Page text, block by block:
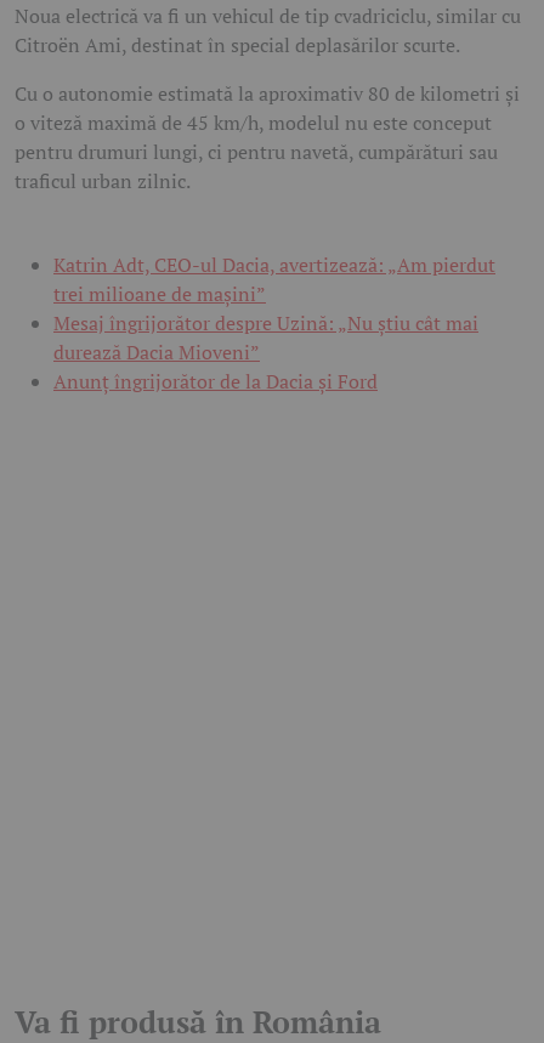
Noua electrică va fi un vehicul de tip cvadriciclu, similar cu
Citroën Ami, destinat în special deplasărilor scurte.
Cu o autonomie estimată la aproximativ 80 de kilometri și
o viteză maximă de 45 km/h, modelul nu este conceput
pentru drumuri lungi, ci pentru navetă, cumpărături sau
traficul urban zilnic.
Katrin Adt, CEO-ul Dacia, avertizează: „Am pierdut
trei milioane de mașini”
Mesaj îngrijorător despre Uzină: „Nu știu cât mai
durează Dacia Mioveni”
Anunț îngrijorător de la Dacia și Ford
Va fi produsă în România